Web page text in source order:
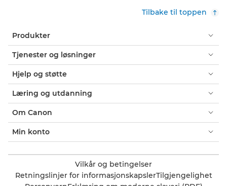
Tilbake til toppen
Produkter
Tjenester og løsninger
Hjelp og støtte
Læring og utdanning
Om Canon
Min konto
Vilkår og betingelser
Retningslinjer for informasjonskapslerTilgjengelighet